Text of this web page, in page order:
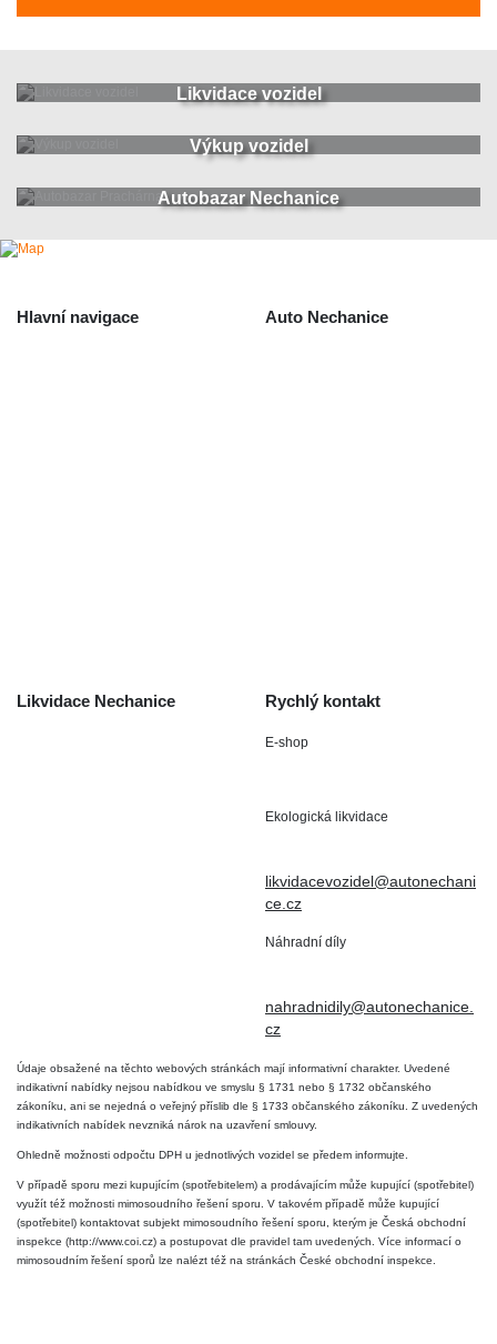
Likvidace vozidel
Výkup vozidel
Autobazar Nechanice
Hlavní navigace Auto Nechanice
Likvidace Nechanice Rychlý kontakt
E-shop
Ekologická likvidace
likvidacevozidel@autonechani
ce.cz
Náhradní díly
nahradnidily@autonechanice.
cz
Údaje obsažené na těchto webových stránkách mají informativní charakter. Uvedené
indikativní nabídky nejsou nabídkou ve smyslu § 1731 nebo § 1732 občanského
zákoníku, ani se nejedná o veřejný příslib dle § 1733 občanského zákoníku. Z uvedených
indikativních nabídek nevzniká nárok na uzavření smlouvy.
Ohledně možnosti odpočtu DPH u jednotlivých vozidel se předem informujte.
V případě sporu mezi kupujícím (spotřebitelem) a prodávajícím může kupující (spotřebitel)
využít též možnosti mimosoudního řešení sporu. V takovém případě může kupující
(spotřebitel) kontaktovat subjekt mimosoudního řešení sporu, kterým je Česká obchodní
inspekce (http://www.coi.cz) a postupovat dle pravidel tam uvedených. Více informací o
mimosoudním řešení sporů lze nalézt též na stránkách České obchodní inspekce.